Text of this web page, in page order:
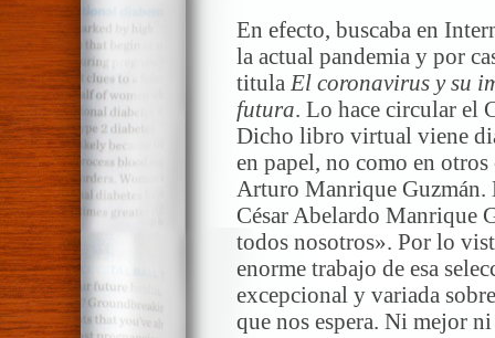
En efecto, buscaba en
la actual pandemia y por
titula El coronavirus y su
futura. Lo hace circular el
Dicho libro virtual viene
en papel, no como en
Arturo Manrique Guzmán.
César Abelardo Manrique
todos nosotros». Por lo
enorme trabajo de esa
excepcional y variada
que nos espera. Ni mejor